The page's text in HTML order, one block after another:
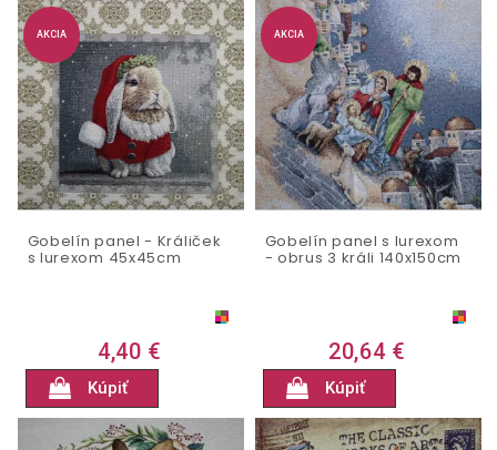
AKCIA
Gobelín panel - Králiček
s lurexom 45x45cm
4,40 €
Kúpiť
AKCIA
Gobelín panel s lurexom
- obrus 3 králi 140x150cm
20,64 €
Kúpiť